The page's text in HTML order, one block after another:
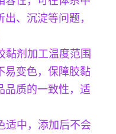
、沉淀等问题，
黏剂加工温度范围
易变色，保障胶黏
品质的一致性，适
适中，添加后不会